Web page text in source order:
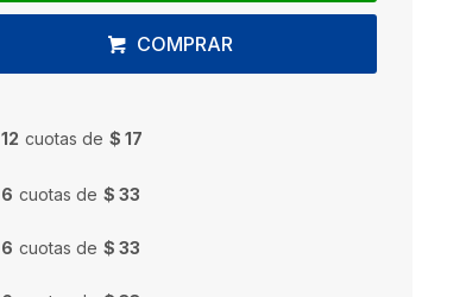
COMPRAR
12 cuotas de $ 17
6 cuotas de $ 33
6 cuotas de $ 33